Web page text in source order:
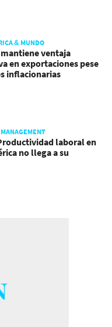
& MUNDO
ventaja
en exportaciones pese
inflacionarias
laboral en
no llega a su